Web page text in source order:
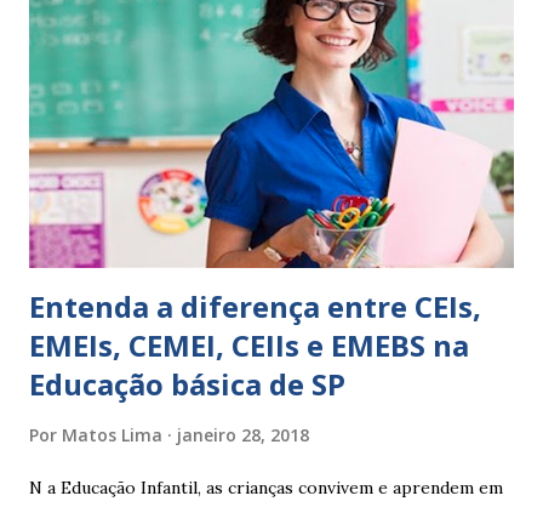
m
c
m
e
n
t
á
r
i
Entenda a diferença entre CEIs,
EMEIs, CEMEI, CEIIs e EMEBS na
Educação básica de SP
Por Matos Lima janeiro 28, 2018
N a Educação Infantil, as crianças convivem e aprendem em